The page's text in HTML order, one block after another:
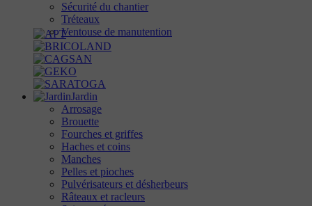
Sécurité du chantier
Tréteaux
Ventouse de manutention
Jardin
Arrosage
Brouette
Fourches et griffes
Haches et coins
Manches
Pelles et pioches
Pulvérisateurs et désherbeurs
Râteaux et racleurs